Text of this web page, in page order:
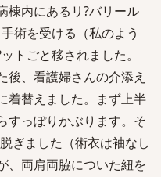
棟内にあるリ?バリール
術を受ける（私のよう
トごと移されました。
後、看護婦さんの介添え
着替えました。まず上半
すっぽりかぶります。そ
ぎました（術衣は袖なし
、両肩両脇についた紐を